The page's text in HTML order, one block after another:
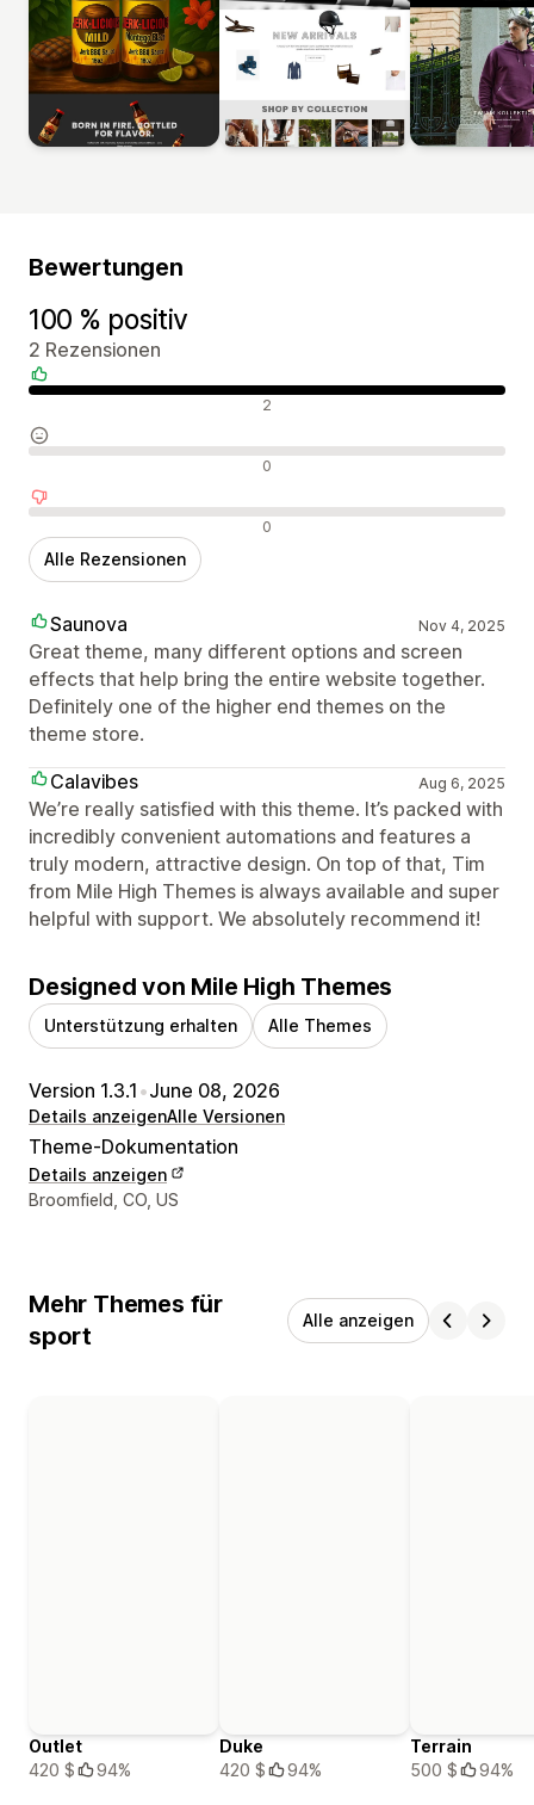
Bewertungen
100 % positiv
2 Rezensionen
Positive Bewertungen 2
Neutrale Bewertungen 0
Negative Bewertungen 0
Alle Rezensionen
Saunova Nov 4, 2025
Great theme, many different options and screen
effects that help bring the entire website together.
Definitely one of the higher end themes on the
theme store.
Calavibes
Aug 6, 2025
We’re really satisfied with this theme. It’s packed with
incredibly convenient automations and features a
truly modern, attractive design. On top of that, Tim
from Mile High Themes is always available and super
helpful with support. We absolutely recommend it!
Designed von Mile High Themes
Unterstützung erhalten Alle Themes
Version 1.3.1 •June 08, 2026
Details anzeigenAlle Versionen
Theme-Dokumentation
Details anzeigen
Designer-Kontaktdaten
Broomfield, CO, US
Mehr Themes für
sport
Alle anzeigen
Outlet
420 $
94%
Duke
420 $
94%
Terrain
500 $
94%